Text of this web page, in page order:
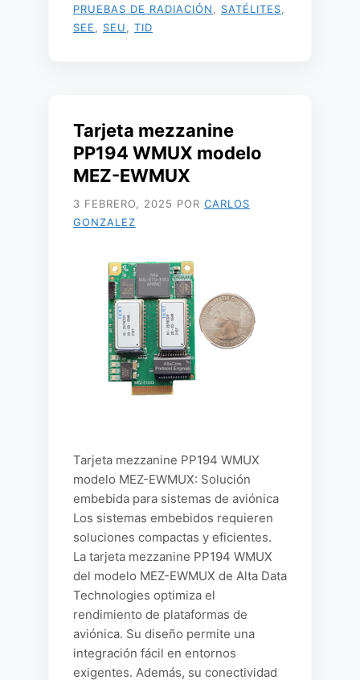
PRUEBAS DE RADIACIÓN SATÉLITES
SEE
SEU TID
Tarjeta mezzanine
PP194 WMUX modelo
MEZ-EWMUX
3 FEBRERO, 2025 POR CARLOS
GONZALEZ
Tarjeta mezzanine PP194 WMUX
modelo MEZ-EWMUX: Solución
embebida para sistemas de aviónica
Los sistemas embebidos requieren
soluciones compactas y eficientes.
La tarjeta mezzanine PP194 WMUX
del modelo MEZ-EWMUX de Alta Data
Technologies optimiza el
rendimiento de plataformas de
aviónica. Su diseño permite una
integración fácil en entornos
exigentes. Además, su conectividad